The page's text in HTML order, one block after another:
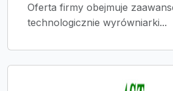
Oferta firmy obejmuje
technologicznie wyrówniarki...